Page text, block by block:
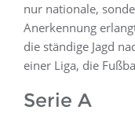
nur nationale,
Anerkennung
die ständige Jagd
einer Liga, die
Serie A